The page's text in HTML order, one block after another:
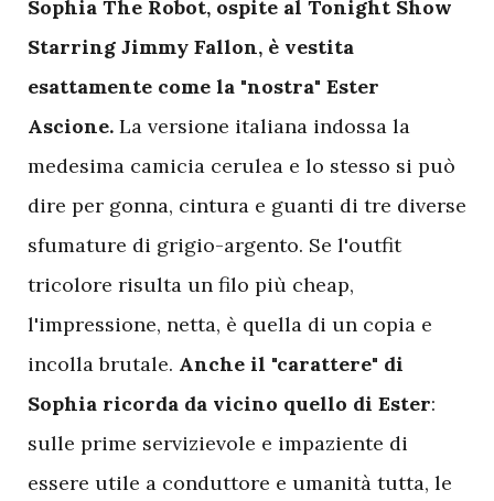
Sophia The Robot, ospite al Tonight Show
Starring Jimmy Fallon, è vestita
esattamente come la "nostra" Ester
Ascione. La versione italiana indossa la
medesima camicia cerulea e lo stesso si può
dire per gonna, cintura e guanti di tre diverse
sfumature di grigio-argento. Se l'outfit
tricolore risulta un filo più cheap,
l'impressione, netta, è quella di un copia e
incolla brutale. Anche il "carattere" di
Sophia ricorda da vicino quello di Ester:
sulle prime servizievole e impaziente di
essere utile a conduttore e umanità tutta, le